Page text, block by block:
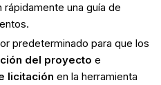
una guía de
predeterminado para que los
del proyecto e
licitación en la herramienta